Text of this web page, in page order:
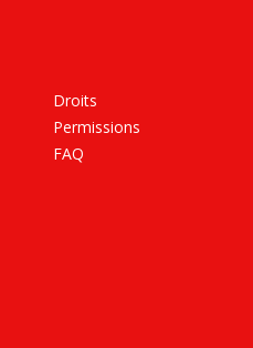
Droits
Permissions
FAQ